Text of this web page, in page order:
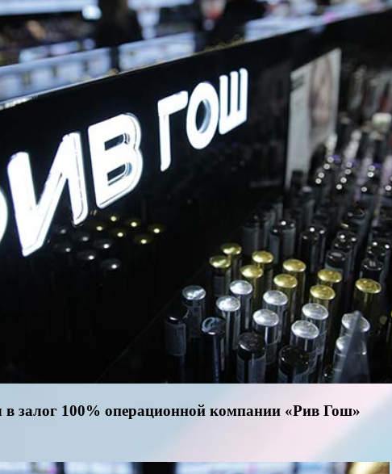
в залог 100% операционной компании «Рив Гош»